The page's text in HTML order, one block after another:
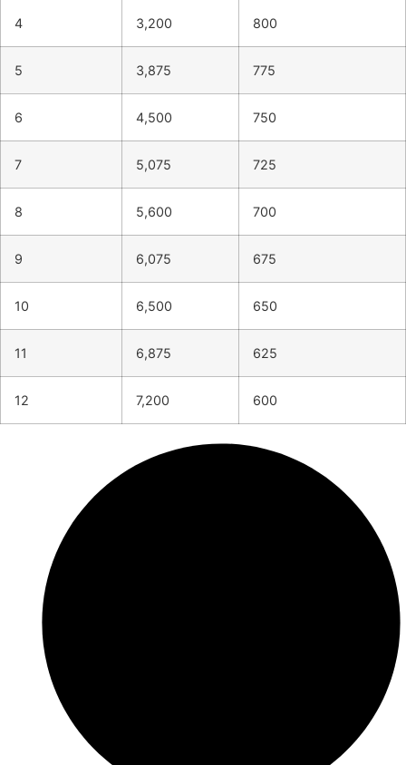
4 3,200 800
5 3,875 775
6 4,500 750
7 5,075 725
8 5,600 700
9 6,075 675
10 6,500 650
11 6,875 625
12 7,200 600